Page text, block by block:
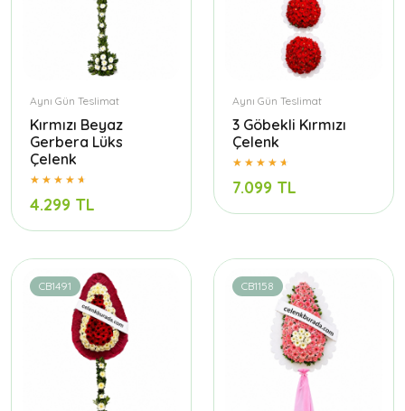
Aynı Gün Teslimat
Kırmızı Beyaz
Gerbera Lüks
Çelenk
4.299 TL
Aynı Gün Teslimat
3 Göbekli Kırmızı
Çelenk
7.099 TL
CB1491 CB1158